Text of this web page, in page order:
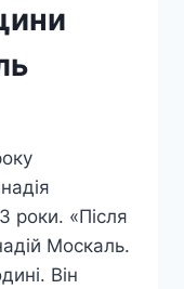
роки. «Після
Москаль.
Він